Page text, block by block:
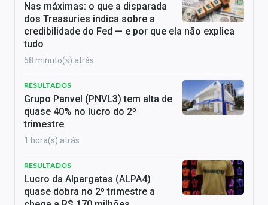
Nas máximas: o que a disparada
dos Treasuries indica sobre a
credibilidade do Fed — e por que ela não explica
tudo
58 minuto(s) atrás
RESULTADOS
Grupo Panvel (PNVL3) tem alta de
quase 40% no lucro do 2º
trimestre
1 hora(s) atrás
RESULTADOS
Lucro da Alpargatas (ALPA4)
quase dobra no 2º trimestre a